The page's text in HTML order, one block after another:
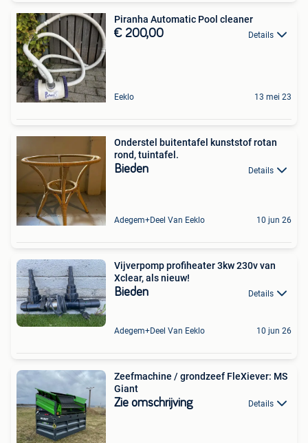
Piranha Automatic Pool cleaner
€ 200,00 Details
Eeklo 13 mei 23
Onderstel buitentafel kunststof rotan
rond, tuintafel.
Bieden Details
Adegem+Deel Van Eeklo 10 jun 26
Vijverpomp profiheater 3kw 230v van
Xclear, als nieuw!
Bieden Details
Adegem+Deel Van Eeklo 10 jun 26
Zeefmachine / grondzeef FleXiever: MS
Giant
Zie omschrijving Details